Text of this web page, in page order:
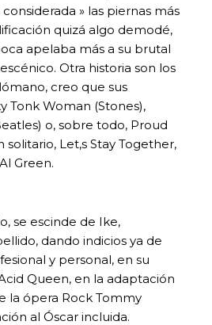
» las piernas más
quizá algo demodé,
apelaba más a su brutal
Otra historia son los
creo que sus
Tonk Woman (Stones),
o, sobre todo, Proud
solitario, Let,s Stay Together,
Green.
se escinde de Ike,
dando indicios ya de
y personal, en su
Queen, en la adaptación
la ópera Rock Tommy
al Óscar incluida.